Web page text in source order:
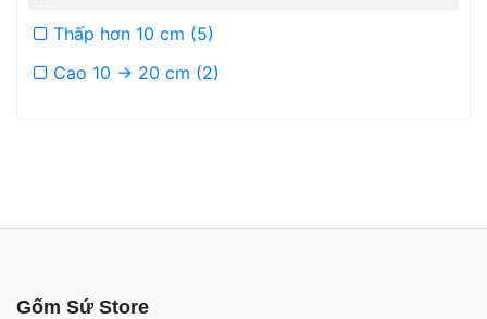
Thấp hơn 10 cm (5)
Cao 10 -> 20 cm (2)
Gốm Sứ Store